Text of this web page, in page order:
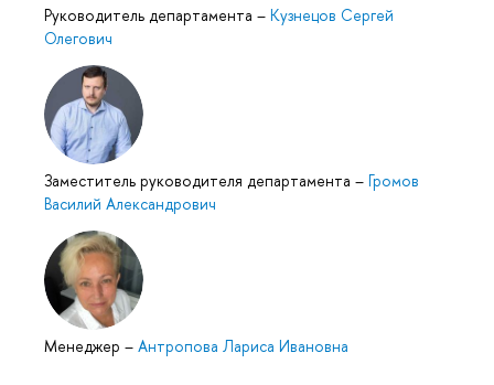
Руководитель департамента – Кузнецов Сергей
Олегович
Заместитель руководителя департамента – Громов
Василий Александрович
Менеджер – Антропова Лариса Ивановна